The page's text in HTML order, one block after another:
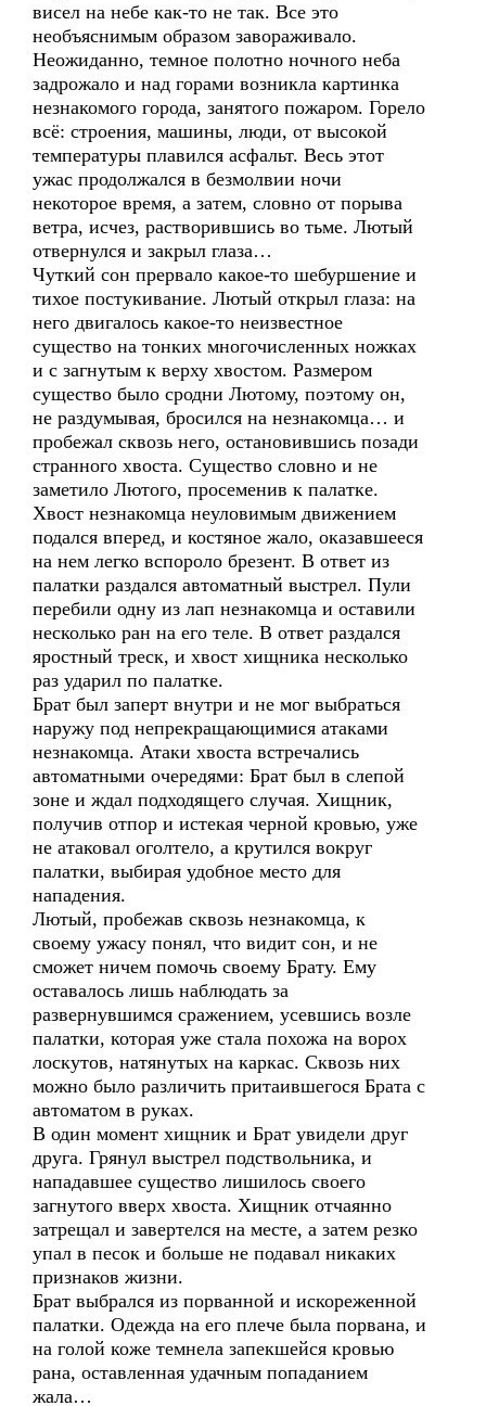
висел на небе как-то не так. Все это
необъяснимым образом завораживало.
Неожиданно, темное полотно ночного неба
задрожало и над горами возникла картинка
незнакомого города, занятого пожаром. Горело
всё: строения, машины, люди, от высокой
температуры плавился асфальт. Весь этот
ужас продолжался в безмолвии ночи
некоторое время, а затем, словно от порыва
ветра, исчез, растворившись во тьме. Лютый
отвернулся и закрыл глаза…
Чуткий сон прервало какое-то шебуршение и
тихое постукивание. Лютый открыл глаза: на
него двигалось какое-то неизвестное
существо на тонких многочисленных ножках
и с загнутым к верху хвостом. Размером
существо было сродни Лютому, поэтому он,
не раздумывая, бросился на незнакомца… и
пробежал сквозь него, остановившись позади
странного хвоста. Существо словно и не
заметило Лютого, просеменив к палатке.
Хвост незнакомца неуловимым движением
подался вперед, и костяное жало, оказавшееся
на нем легко вспороло брезент. В ответ из
палатки раздался автоматный выстрел. Пули
перебили одну из лап незнакомца и оставили
несколько ран на его теле. В ответ раздался
яростный треск, и хвост хищника несколько
раз ударил по палатке.
Брат был заперт внутри и не мог выбраться
наружу под непрекращающимися атаками
незнакомца. Атаки хвоста встречались
автоматными очередями: Брат был в слепой
зоне и ждал подходящего случая. Хищник,
получив отпор и истекая черной кровью, уже
не атаковал оголтело, а крутился вокруг
палатки, выбирая удобное место для
нападения.
Лютый, пробежав сквозь незнакомца, к
своему ужасу понял, что видит сон, и не
сможет ничем помочь своему Брату. Ему
оставалось лишь наблюдать за
развернувшимся сражением, усевшись возле
палатки, которая уже стала похожа на ворох
лоскутов, натянутых на каркас. Сквозь них
можно было различить притаившегося Брата с
автоматом в руках.
В один момент хищник и Брат увидели друг
друга. Грянул выстрел подствольника, и
нападавшее существо лишилось своего
загнутого вверх хвоста. Хищник отчаянно
затрещал и завертелся на месте, а затем резко
упал в песок и больше не подавал никаких
признаков жизни.
Брат выбрался из порванной и искореженной
палатки. Одежда на его плече была порвана, и
на голой коже темнела запекшейся кровью
рана, оставленная удачным попаданием
жала…